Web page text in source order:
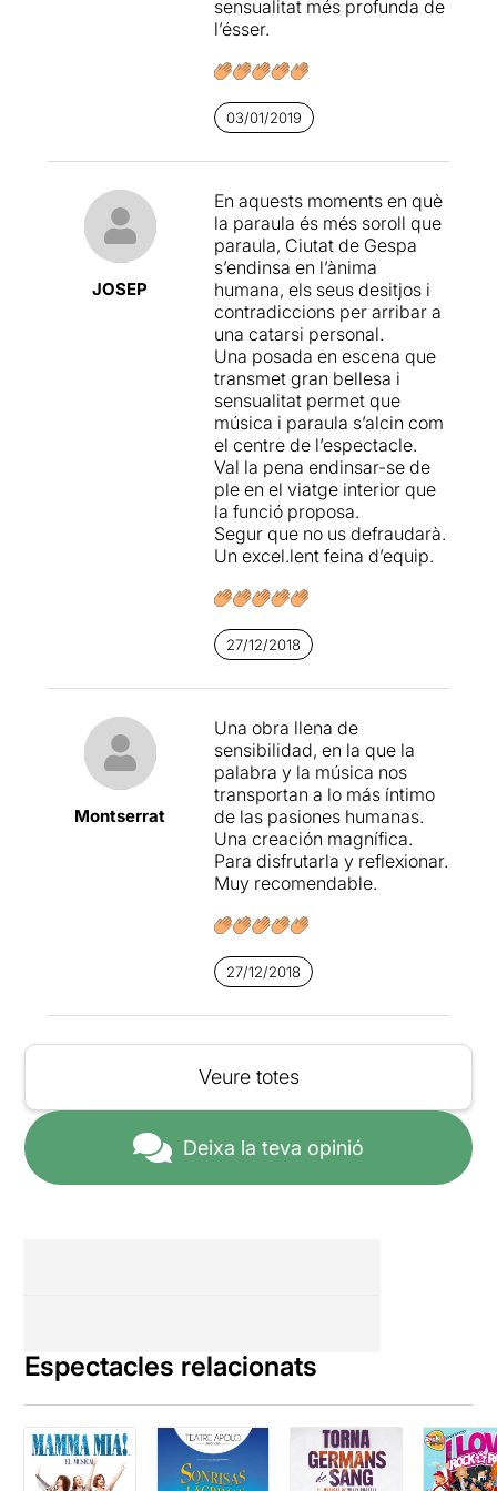
estava al piano
clarinet i saxo,
L'escenografia
emprat Víctor AlGo a l'espai
escènic,no ens ha agradat
ha desaparegut la mena de
tul que separava els dos
espais. Entenem que amb
aquest tul “separador” es
volia mostrar a l'espectador
la diferència vital entre
ambdós poetes, ja
diferenciats d’altra banda
per l’idioma en què parlen
(Lorca en castellà, Whitman
en català). Al nostre
entendre creiem que
aquesta separació física es
manté massa estonai
pertorba la visió de “l’altra
banda”.
la coreografia
especialment a la primera
part,per l'exagerada
gestualitat de “Lorca”, que
totalment innecessària,
perquè l'espectacle ja
desprèn de per si una
enorme sensibilitat poètica, i
els moviments que la
coreògrafa li fa fer a
Joan Vàzquez, en lloc de
realçar la proposta,
l'empitjora
considerablement
Malgrat els dos “però”
el treball de Joan Vázquez
ens commou i ens transmet
l'enorme desesperació
de Lorca, en no saber trobar
el seu lloc; la interpretació
proximitat amb què el veiem
XIX i en cançons de batalla,
ja que Whitman va servir
com a voluntari en hospitals
secessió.
Contrasta la
música que acull Lorca
, una
sensualitat més profunda de
l’ésser.
03/01/2019
JOSEP
En aquests moments en què
la paraula és més soroll que
paraula, Ciutat de Gespa
s’endinsa en l’ànima
humana, els seus desitjos i
contradiccions per arribar a
una catarsi personal.
Una posada en escena que
transmet gran bellesa i
sensualitat permet que
música i paraula s’alcin com
el centre de l’espectacle.
Val la pena endinsar-se de
ple en el viatge interior que
la funció proposa.
Segur que no us defraudarà.
Un excel.lent feina d’equip.
27/12/2018
Montserrat
Una obra llena de
sensibilidad, en la que la
palabra y la música nos
transportan a lo más íntimo
de las pasiones humanas.
Una creación magnífica.
Para disfrutarla y reflexionar.
Muy recomendable.
27/12/2018
Veure totes
Deixa la teva opinió
Espectacles relacionats